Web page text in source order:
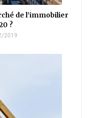
de l’immobilier
?
2019